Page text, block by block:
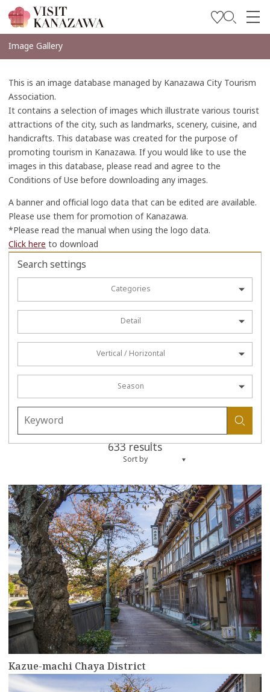
บทความพิเศษ
วางแผนการท่องเที่ยวของคุณ
Travel Trade and Media
Languages
Image Gallery
This is an image database managed by Kanazawa City Tourism
Association.
It contains a selection of images which illustrate various tourist
attractions of the city, such as landmarks, scenery, cuisine, and
handicrafts. This database was created for the purpose of
promoting tourism in Kanazawa. If you would like to use the
images in this database, please read and agree to the
Conditions of Use before downloading any images.
A banner and official logo data that can be edited are available.
Please use them for promotion of Kanazawa.
*Please read the manual when using the logo data.
Click here to download
Search settings
Categories
Detail
Vertical / Horizontal
Season
633 results
Sort by
Kazue-machi Chaya District
more
more